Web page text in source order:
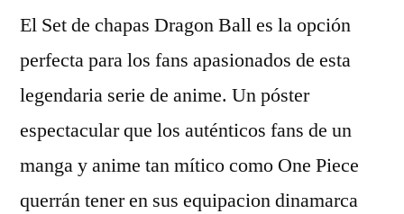
El Set de chapas Dragon Ball es la opción
perfecta para los fans apasionados de esta
legendaria serie de anime. Un póster
espectacular que los auténticos fans de un
manga y anime tan mítico como One Piece
querrán tener en sus equipacion dinamarca